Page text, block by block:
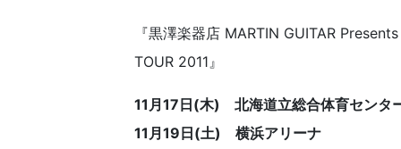
『黒澤楽器店 MARTIN GUITAR
TOUR 2011』
11月17日(木) 北海道立総合体育センタ
11月19日(土) 横浜アリーナ